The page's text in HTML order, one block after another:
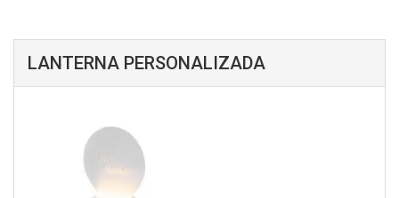
LANTERNA PERSONALIZADA